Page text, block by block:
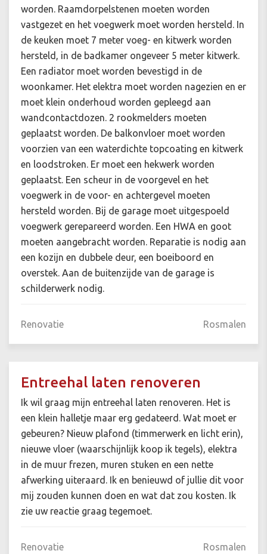
worden. Raamdorpelstenen moeten worden
vastgezet en het voegwerk moet worden hersteld. In
de keuken moet 7 meter voeg- en kitwerk worden
hersteld, in de badkamer ongeveer 5 meter kitwerk.
Een radiator moet worden bevestigd in de
woonkamer. Het elektra moet worden nagezien en er
moet klein onderhoud worden gepleegd aan
wandcontactdozen. 2 rookmelders moeten
geplaatst worden. De balkonvloer moet worden
voorzien van een waterdichte topcoating en kitwerk
en loodstroken. Er moet een hekwerk worden
geplaatst. Een scheur in de voorgevel en het
voegwerk in de voor- en achtergevel moeten
hersteld worden. Bij de garage moet uitgespoeld
voegwerk gerepareerd worden. Een HWA en goot
moeten aangebracht worden. Reparatie is nodig aan
een kozijn en dubbele deur, een boeiboord en
overstek. Aan de buitenzijde van de garage is
schilderwerk nodig.
Renovatie Rosmalen
Entreehal laten renoveren
Ik wil graag mijn entreehal laten renoveren. Het is
een klein halletje maar erg gedateerd. Wat moet er
gebeuren? Nieuw plafond (timmerwerk en licht erin),
nieuwe vloer (waarschijnlijk koop ik tegels), elektra
in de muur frezen, muren stuken en een nette
afwerking uiteraard. Ik en benieuwd of jullie dit voor
mij zouden kunnen doen en wat dat zou kosten. Ik
zie uw reactie graag tegemoet.
Renovatie Rosmalen